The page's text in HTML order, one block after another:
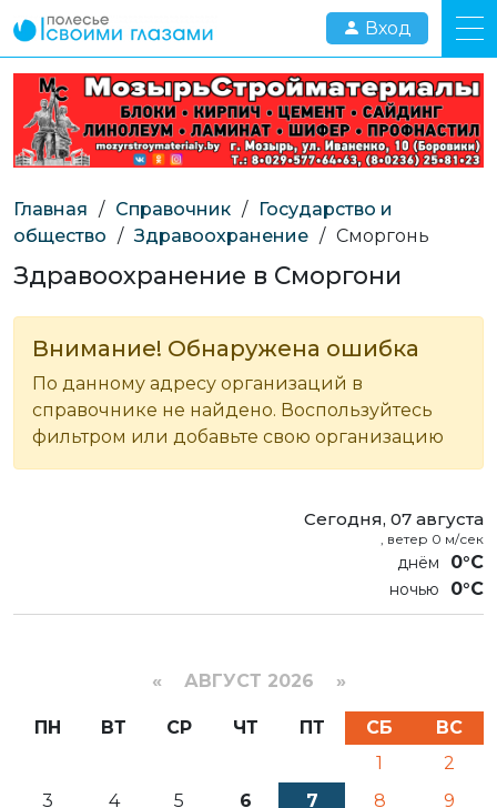
Вход
Главная / Справочник /
Государство и
общество / Здравоохранение / Сморгонь
Здравоохранение в Сморгони
Внимание! Обнаружена ошибка
По данному адресу организаций в
справочнике не найдено. Воспользуйтесь
фильтром или добавьте свою организацию
Сегодня, 07 августа
, ветер 0 м/сек
0°C
0°C
« АВГУСТ 2026 »
ПН ВТ СР ЧТ ПТ СБ
ВС
1
2
3
4 5 6 7 8
9